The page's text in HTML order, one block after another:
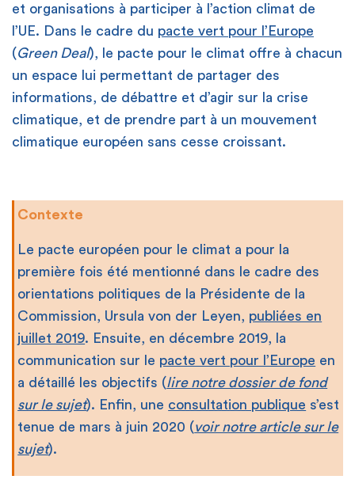
et organisations à participer à l’action climat de
l’UE. Dans le cadre du pacte vert pour l’Europe
(Green Deal), le pacte pour le climat offre à chacun
un espace lui permettant de partager des
informations, de débattre et d’agir sur la crise
climatique, et de prendre part à un mouvement
climatique européen sans cesse croissant.
Contexte
Le pacte européen pour le climat a pour la
première fois été mentionné dans le cadre des
orientations politiques de la Présidente de la
Commission, Ursula von der Leyen, publiées en
juillet 2019. Ensuite, en décembre 2019, la
communication sur le pacte vert pour l’Europe en
a détaillé les objectifs (lire notre dossier de fond
sur le sujet). Enfin, une consultation publique s’est
tenue de mars à juin 2020 (voir notre article sur le
sujet).